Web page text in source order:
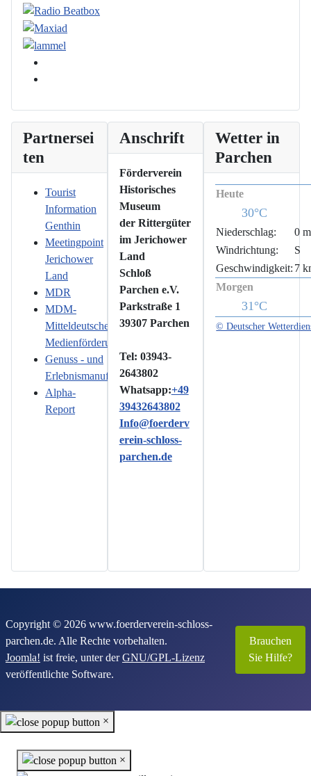
Partnersei
ten
Tourist
Information
Genthin
Meetingpoint
Jerichower
Land
MDR
MDM-
Mitteldeutsche
Medienförderung
Genuss - und
Erlebnismanufaktur
Alpha-
Report
Anschrift
Förderverein
Historisches
Museum
der Rittergüter
im Jerichower
Land
Schloß
Parchen e.V.
Parkstraße 1
39307 Parchen
Tel: 03943-
2643802
Whatsapp:+49
39432643802
Info@foerderv
erein-schloss-
parchen.de
Wetter in
Parchen
Heute
30°C
Niederschlag:
0
Windrichtung:
S
Geschwindigkeit: 7
Morgen
31°C
© Deutscher
Copyright © 2026 www.foerderverein-schloss-
parchen.de. Alle Rechte vorbehalten.
Joomla! ist freie, unter derGNU/GPL-Lizenz
veröffentlichte Software.
Brauchen
Sie Hilfe?
×
×